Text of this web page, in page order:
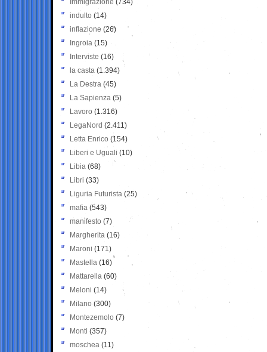
Immigrazione (734)
indulto (14)
inflazione (26)
Ingroia (15)
Interviste (16)
la casta (1.394)
La Destra (45)
La Sapienza (5)
Lavoro (1.316)
LegaNord (2.411)
Letta Enrico (154)
Liberi e Uguali (10)
Libia (68)
Libri (33)
Liguria Futurista (25)
mafia (543)
manifesto (7)
Margherita (16)
Maroni (171)
Mastella (16)
Mattarella (60)
Meloni (14)
Milano (300)
Montezemolo (7)
Monti (357)
moschea (11)